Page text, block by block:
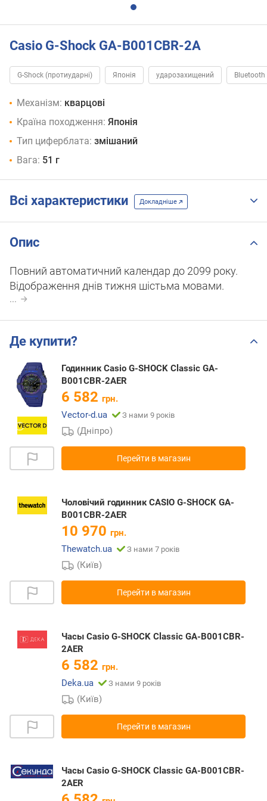
Casio G-Shock GA-B001CBR-2A
G-Shock (протиударні) Японія ударозахищений Bluetooth
Механізм: кварцові
Країна походження: Японія
Тип циферблата: змішаний
Вага: 51 г
Всі характеристики Докладніше
Опис
Повний автоматичний календар до 2099 року.
Відображення днів тижня шістьма мовами.
...
Де купити?
Годинник Casio G-SHOCK Classic GA-
B001CBR-2AER
6 582 грн.
Vector-d.ua
З нами 9 років
(Дніпро)
Перейти в магазин
Чоловічий годинник CASIO G-SHOCK GA-
B001CBR-2AER
10 970 грн.
Thewatch.ua
З нами 7 років
(Київ)
Перейти в магазин
Часы Casio G-SHOCK Classic GA-B001CBR-
2AER
6 582 грн.
Deka.ua
З нами 9 років
(Київ)
Перейти в магазин
Часы Casio G-SHOCK Classic GA-B001CBR-
2AER